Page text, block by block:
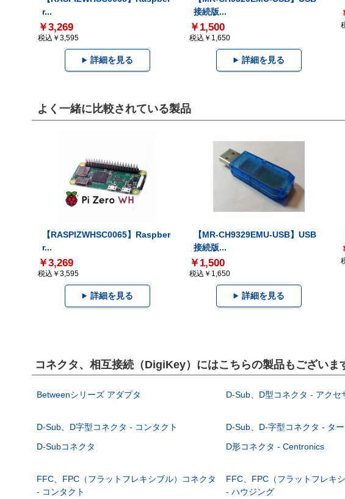
r...
￥3,269
税込￥3,595
詳細を見る
接続版...
￥1,500
税込￥1,650
詳細を見る
よく一緒に比較されている製品
【RASPIZWHSC0065】Raspber
r...
￥3,269
税込￥3,595
詳細を見る
【MR-CH9329EMU-USB】USB
接続版...
￥1,500
税込￥1,650
詳細を見る
コネクタ、相互接続（DigiKey）にはこちらの製品もございま
Betweenシリーズ アダプタ D-Sub、D型コネクタ - アクセ
D-Sub、D字型コネクタ - コンタクト D-Sub、D-字型コネクタ - タ
D-Subコネクタ
D形コネクタ - Centronics
FFC、FPC（フラットフレキシブル）コネクタ
- コンタクト
FFC、FPC（フラットフレキ
- ハウジング